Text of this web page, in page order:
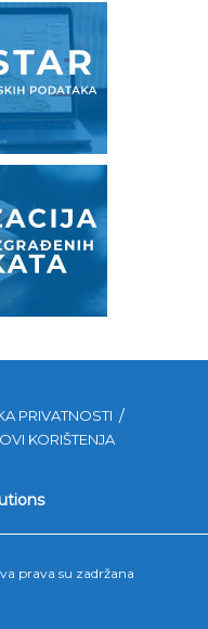
PRIVATNOSTI
KORIŠTENJA
prava su zadržana